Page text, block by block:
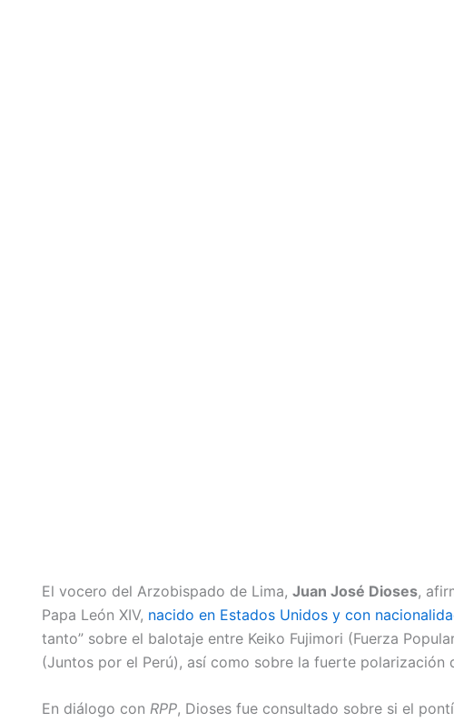
El vocero del Arzobispado de Lima, Juan José Dioses,
Papa León XIV, nacido en Estados Unidos y con
tanto” sobre el balotaje entre Keiko Fujimori (Fuerza
(Juntos por el Perú), así como sobre la fuerte polarización
En diálogo con RPP, Dioses fue consultado sobre si el